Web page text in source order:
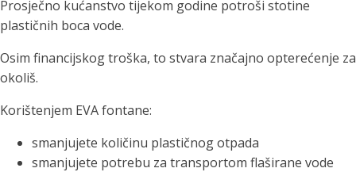
Prosječno kućanstvo tijekom godine potroši stotine
plastičnih boca vode.
Osim financijskog troška, to stvara značajno opterećenje za
okoliš.
Korištenjem EVA fontane:
smanjujete količinu plastičnog otpada
smanjujete potrebu za transportom flaširane vode